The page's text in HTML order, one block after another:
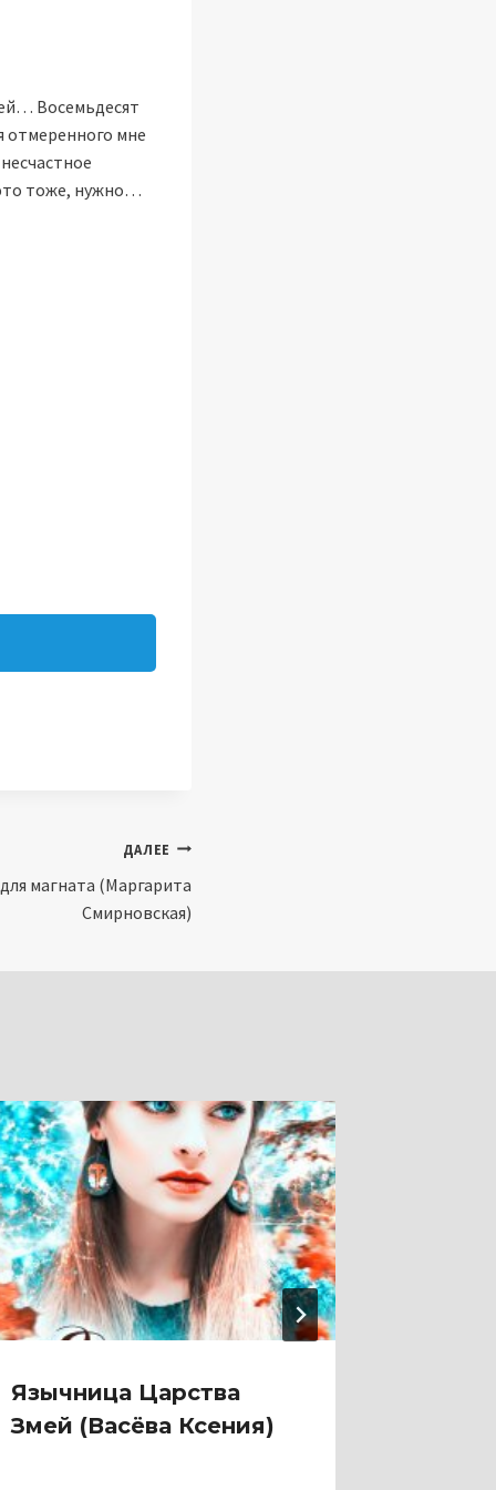
Восемьдесят
отмеренного мне
тоже, нужно…
ДАЛЕЕ
магната (Маргарита
Смирновская)
Язычница Царства
Змей (Васёва Ксения)